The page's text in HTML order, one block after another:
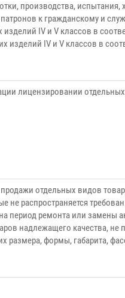
производства, испытания,
к гражданскому и
изделий IV и V классов в
изделий IV и V классов в
лицензировании
отдельных видов
не распространяется
период ремонта или замены
надлежащего качества,
размера, формы, габарита,